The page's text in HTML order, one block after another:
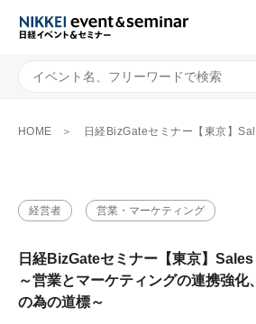
HOME 日経BizGateセミナー【東京】Sales & Marketing DAY ～営業とマーケティ
経営者 営業・マーケティング
日経BizGateセミナー【東京】
～営業とマーケティングの連携強化
の為の道標～